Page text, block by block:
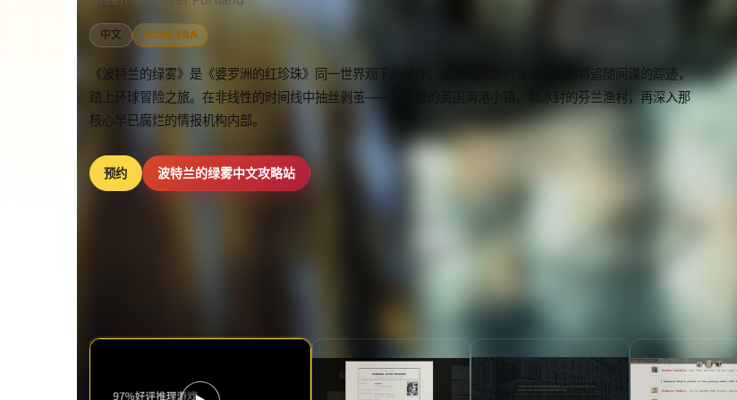
中文 2026 TBA
《波特兰的绿雾》是《婆罗洲的红珍珠》同一世界观下的续作。在冷战肃杀的背景下，你将追随间谍的踪迹，
踏上环球冒险之旅。在非线性的时间线中抽丝剥茧——从宁静的英国海港小镇，到冰封的芬兰渔村，再深入那
核心早已腐烂的情报机构内部。
预约 波特兰的绿雾中文攻略站